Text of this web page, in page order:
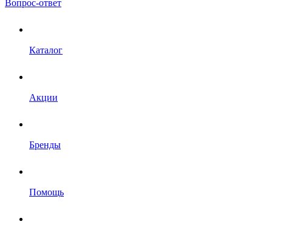
Вопрос-ответ
Каталог
Акции
Бренды
Помощь